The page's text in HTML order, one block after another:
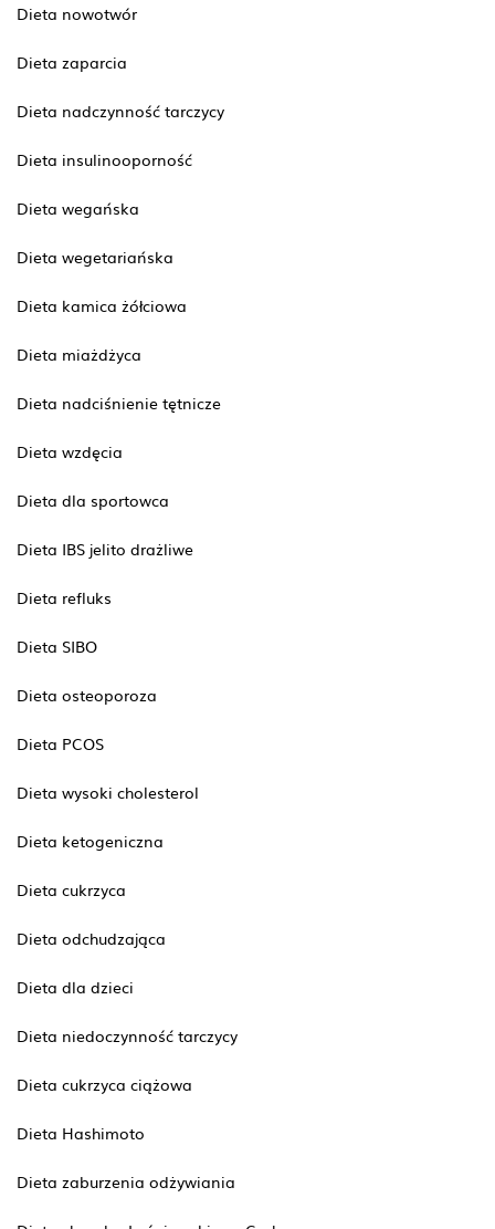
Dieta nowotwór
Dieta zaparcia
Dieta nadczynność tarczycy
Dieta insulinooporność
Dieta wegańska
Dieta wegetariańska
Dieta kamica żółciowa
Dieta miażdżyca
Dieta nadciśnienie tętnicze
Dieta wzdęcia
Dieta dla sportowca
Dieta IBS jelito drażliwe
Dieta refluks
Dieta SIBO
Dieta osteoporoza
Dieta PCOS
Dieta wysoki cholesterol
Dieta ketogeniczna
Dieta cukrzyca
Dieta odchudzająca
Dieta dla dzieci
Dieta niedoczynność tarczycy
Dieta cukrzyca ciążowa
Dieta Hashimoto
Dieta zaburzenia odżywiania